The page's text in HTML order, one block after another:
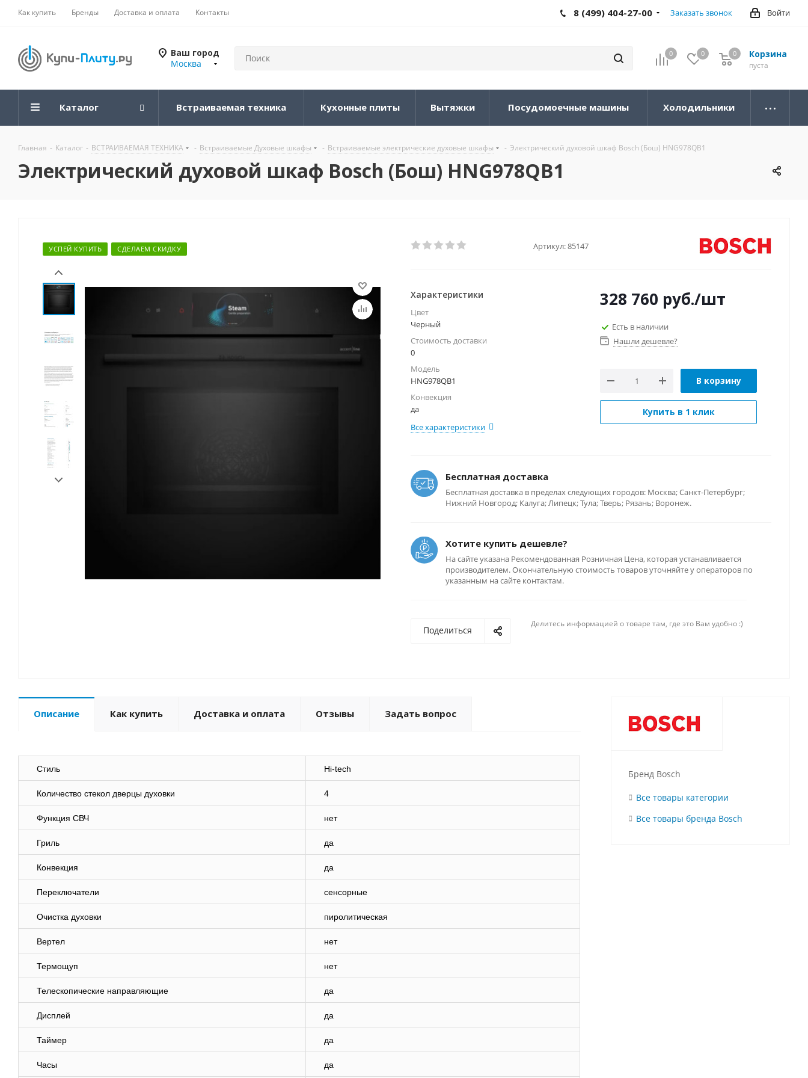
Как купить Бренды Доставка и оплата Контакты Войти
8 (499) 404-27-00 Заказать звонок
Ваш город
Москва
0 0 Корзина
0
пуста
0
Каталог Встраиваемая техника Кухонные плиты Вытяжки Посудомоечные машины Холодильники
Главная - Каталог - ВСТРАИВАЕМАЯ ТЕХНИКА - Встраиваемые Духовые шкафы - Встраиваемые электрические духовые шкафы - Электрический духовой шкаф Bosch (Бош) HNG978QB1
Электрический духовой шкаф Bosch (Бош) HNG978QB1
УСПЕЙ КУПИТЬ СДЕЛАЕМ СКИДКУ Артикул:85147
Характеристики
Цвет
Черный
Стоимость доставки
0
Модель
HNG978QB1
Конвекция
да
Все характеристики
328 760 руб./шт
Есть в наличии
Нашли дешевле?
В корзину
Купить в 1 клик
Бесплатная доставка
Бесплатная доставка в пределах следующих городов: Москва; Санкт-Петербург;
Нижний Новгород; Калуга; Липецк; Тула; Тверь; Рязань; Воронеж.
Хотите купить дешевле?
На сайте указана Рекомендованная Розничная Цена, которая устанавливается
производителем. Окончательную стоимость товаров уточняйте у операторов по
указанным на сайте контактам.
Поделиться
Делитесь информацией о товаре там, где это Вам удобно :)
Описание Как купить Доставка и оплата Отзывы Задать вопрос
Стиль Hi-tech
Количество стекол дверцы духовки 4
Функция СВЧ нет
Гриль да
Конвекция да
Переключатели сенсорные
Очистка духовки пиролитическая
Вертел нет
Термощуп нет
Телескопические направляющие да
Дисплей да
Таймер да
Часы да
Бренд Bosch
Все товары категории
Все товары бренда Bosch